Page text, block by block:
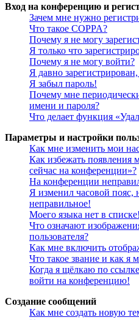
Вход на конференцию и
Зачем мне нужно
Что такое COPPA?
Почему я не могу
Я только что
Почему я не могу войти?
Я давно
Я забыл пароль!
Почему мне
имени и пароля?
Что делает функция
Параметры и настройки
Как мне изменить мои
Как избежать появления
сейчас на конференции»?
На конференции
Я изменил часовой пояс,
неправильное!
Моего языка нет в списке!
Что означают
пользователя?
Как мне включить
Что такое звание и как я
Когда я щёлкаю по
войти на конференцию!
Создание сообщений
Как мне создать новую